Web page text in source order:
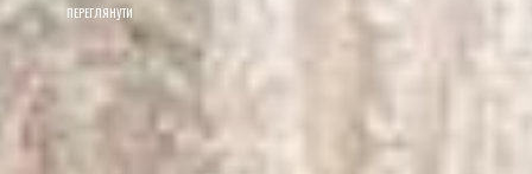
ПЕРЕГЛЯНУТИ